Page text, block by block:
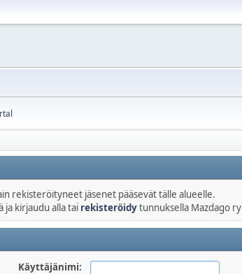
rekisteröityneet jäsenet pääsevät tälle alueelle.
ja kirjaudu alla tai rekisteröidytunnuksella Mazdago ry
Käyttäjänimi: